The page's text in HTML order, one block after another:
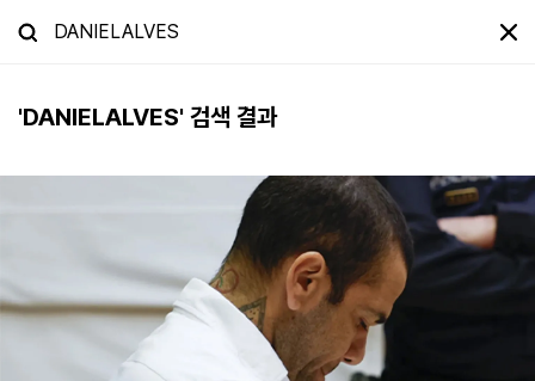
'DANIELALVES' 검색 결과